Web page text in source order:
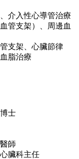
介入性心導管治療
管支架）、周邊血
支架、心臟節律
脂治療
士
師
臟科主任